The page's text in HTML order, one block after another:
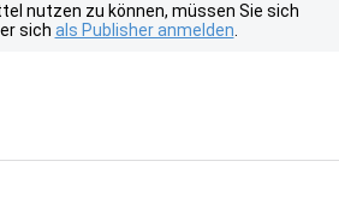
nutzen zu können, müssen Sie sich
sich als Publisher anmelden